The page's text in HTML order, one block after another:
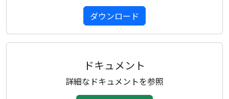
ダウンロード
ドキュメント
詳細なドキュメントを参照